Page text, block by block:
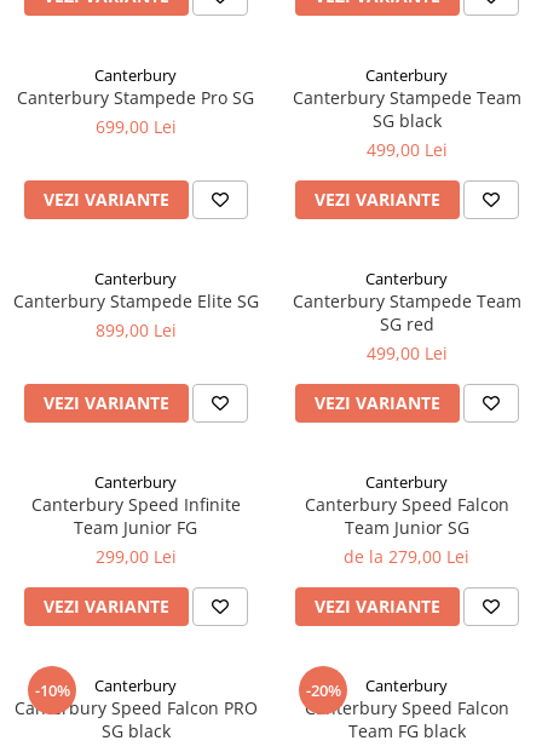
Canterbury
Canterbury Stampede Pro SG
699,00 Lei
VEZI VARIANTE
Canterbury
Canterbury Stampede Team
SG black
499,00 Lei
VEZI VARIANTE
Canterbury
Canterbury Stampede Elite SG
899,00 Lei
VEZI VARIANTE
Canterbury
Canterbury Stampede Team
SG red
499,00 Lei
VEZI VARIANTE
Canterbury
Canterbury Speed Infinite
Team Junior FG
299,00 Lei
VEZI VARIANTE
Canterbury
Canterbury Speed Falcon
Team Junior SG
de la 279,00 Lei
VEZI VARIANTE
-10% Canterbury
Canterbury Speed Falcon PRO
SG black
-20% Canterbury
Canterbury Speed Falcon
Team FG black